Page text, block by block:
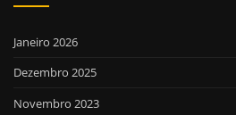
Janeiro 2026
Dezembro 2025
Novembro 2023